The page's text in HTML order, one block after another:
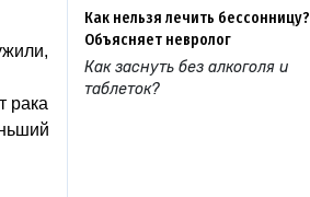
рака
Как нельзя лечить бессонницу?
Объясняет невролог
Как заснуть без алкоголя и
таблеток?